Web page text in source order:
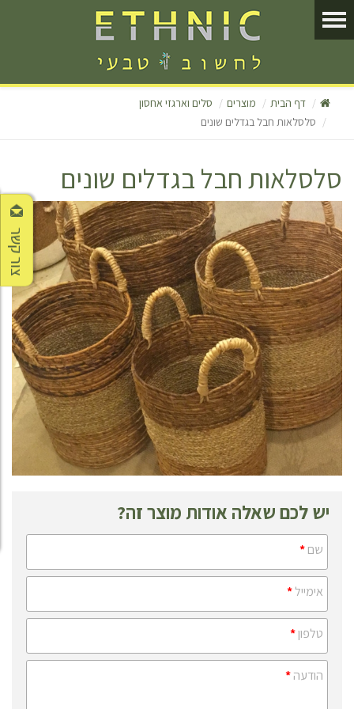
דף הבית מוצרים
סלים וארגזי אחסון
סלסלאות חבל בגדלים שונים
סלסלאות חבל בגדלים שונים
יש לכם שאלה אודות מוצר זה?
שם*
אימייל*
טלפון*
הודעה*
צור קשר